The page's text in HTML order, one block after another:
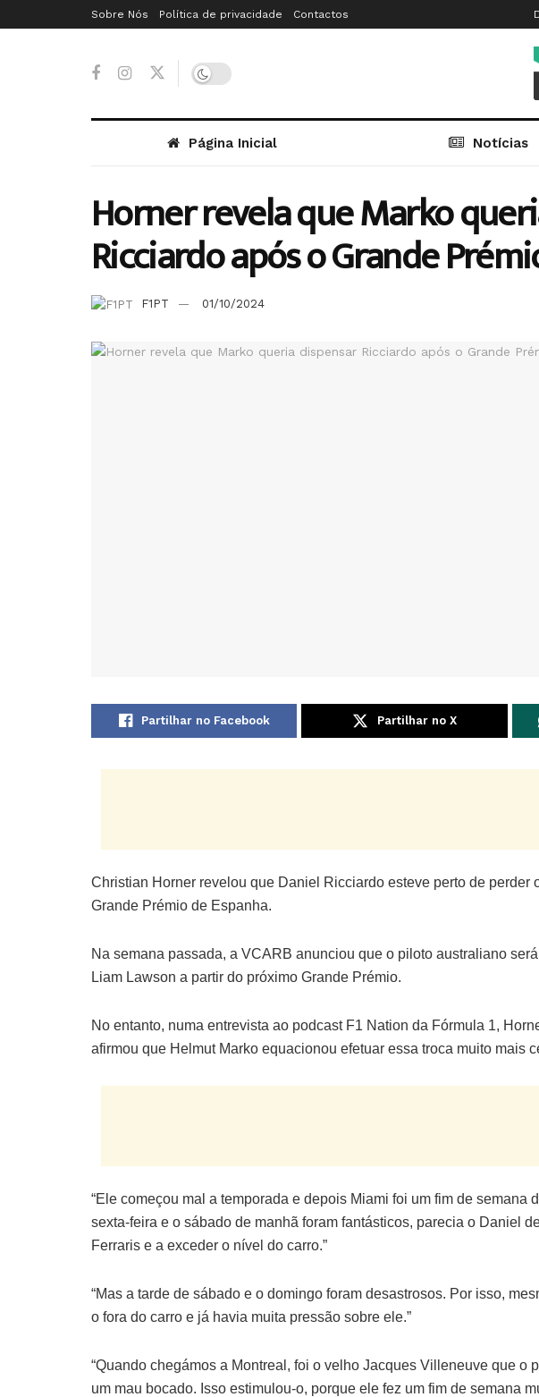
Sobre Nós Política de privacidade Contactos
Página Inicial Notícias
Horner revela que Marko
Ricciardo após o Grande
F1PT 01/10/2024
Partilhar no Facebook Partilhar no X
Christian Horner revelou que Daniel Ricciardo esteve perto de perder
Grande Prémio de Espanha.
Na semana passada, a VCARB anunciou que o piloto australiano
Liam Lawson a partir do próximo Grande Prémio.
No entanto, numa entrevista ao podcast F1 Nation da Fórmula 1,
afirmou que Helmut Marko equacionou efetuar essa troca muito mais
“Ele começou mal a temporada e depois Miami foi um fim de semana
sexta-feira e o sábado de manhã foram fantásticos, parecia o Daniel
Ferraris e a exceder o nível do carro.”
“Mas a tarde de sábado e o domingo foram desastrosos. Por isso,
o fora do carro e já havia muita pressão sobre ele.”
“Quando chegámos a Montreal, foi o velho Jacques Villeneuve que o
um mau bocado. Isso estimulou-o, porque ele fez um fim de semana